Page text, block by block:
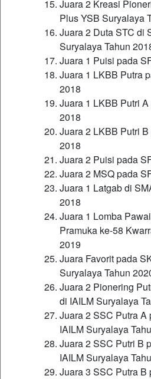
Juara 2 Kreasi
Plus YSB Suryalaya
Juara 2 Duta STC di
Suryalaya Tahun
Juara 1 Puisi pada
Juara 1 LKBB Putra
2018
Juara 1 LKBB Putri
2018
Juara 2 LKBB Putri
2018
Juara 2 Puisi pada
Juara 2 MSQ pada
Juara 1 Latgab di
2018
Juara 1 Lomba
Pramuka ke-58
2019
Juara Favorit pada
Suryalaya Tahun
Juara 2 Pionering
di IAILM Suryalaya
Juara 2 SSC Putra
IAILM Suryalaya
Juara 2 SSC Putri B
IAILM Suryalaya
Juara 3 SSC Putra